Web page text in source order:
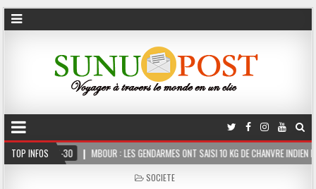
TOP INFOS
MBOUR : LES GENDARMES ONT SAISI 10 KG DE CHANVRE INDIEN DISSIMULÉS DANS LE
POSTED
SOCIETE